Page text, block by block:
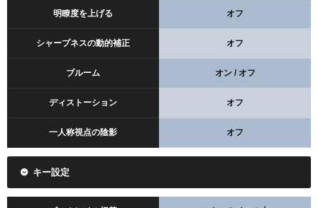
明瞭度を上げる オフ
シャープネスの動的補正 オフ
ブルーム オン / オフ
ディストーション オフ
一人称視点の陰影 オフ
キー設定